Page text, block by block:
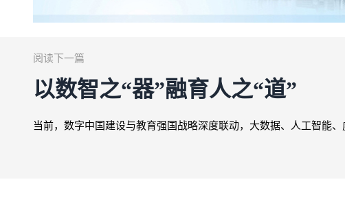
阅读下一篇
以数智之“器”融育人之“道”
当前，数字中国建设与教育强国战略深度联动，大数据、人工智能